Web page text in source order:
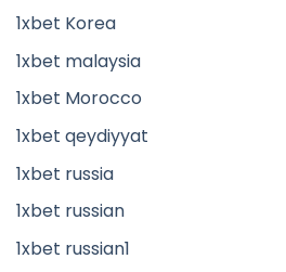
1xbet Korea
1xbet malaysia
1xbet Morocco
1xbet qeydiyyat
1xbet russia
1xbet russian
1xbet russian1